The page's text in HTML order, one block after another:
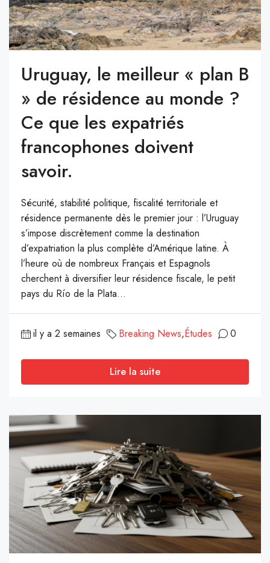
Uruguay, le meilleur « plan B
» de résidence au monde ?
Ce que les expatriés
francophones doivent
savoir.
Sécurité, stabilité politique, fiscalité territoriale et
résidence permanente dès le premier jour : l’Uruguay
s’impose discrètement comme la destination
d’expatriation la plus complète d’Amérique latine. À
l’heure où de nombreux Français et Espagnols
cherchent à diversifier leur résidence fiscale, le petit
pays du Río de la Plata...
il y a 2 semaines Breaking News,Études 0
Lire la suite